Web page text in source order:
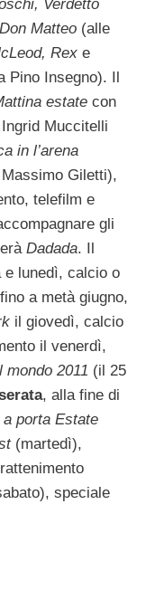
Verdetto
Don Matteo (alle
Rex e
Pino Insegno). Il
estate con
Muccitelli
in l’arena
Giletti),
telefilm e
gli
Dadada. Il
e lunedì, calcio o
a metà giugno,
il giovedì, calcio
il venerdì,
2011 (il 25
, alla fine di
a porta Estate
(martedì),
speciale